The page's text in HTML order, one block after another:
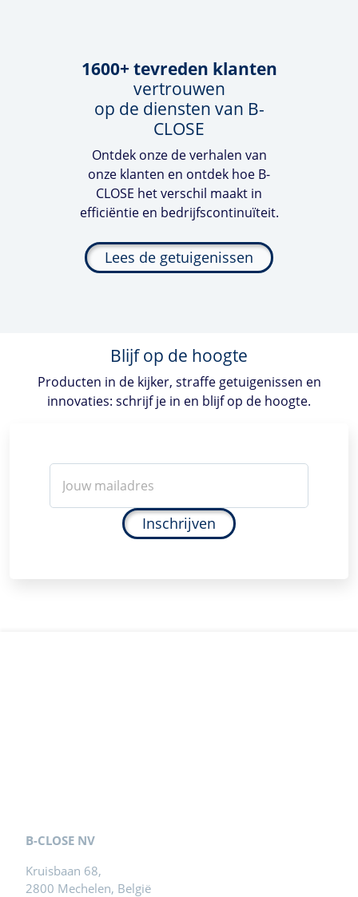
1600+ tevreden klanten
vertrouwen
op de diensten van B-
CLOSE
Ontdek onze de verhalen van
onze klanten en ontdek hoe B-
CLOSE het verschil maakt in
efficiëntie en bedrijfscontinuïteit.
Lees de getuigenissen
Blijf op de hoogte
Producten in de kijker, straffe getuigenissen en
innovaties: schrijf je in en blijf op de hoogte.
Inschrijven
B-CLOSE NV
Kruisbaan 68,
2800 Mechelen, België